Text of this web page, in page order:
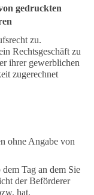
gedruckten
zu.
Rechtsgeschäft zu
ihrer gewerblichen
zugerechnet
ohne Angabe von
Tag an dem Sie
der Beförderer
hat.